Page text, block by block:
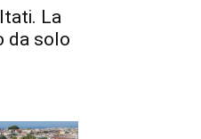
La
da solo